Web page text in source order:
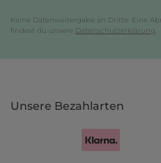
Keine Datenweitergabe an Dritte. Eine
findest du unsere Datenschutzerklärung
Unsere Bezahlarten